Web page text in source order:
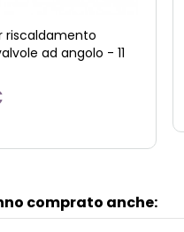
riscaldamento
ad angolo - 11
comprato anche: